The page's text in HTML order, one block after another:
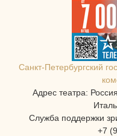
Санкт-Петербургcкий
Адрес театра:
Служба поддержки
+7